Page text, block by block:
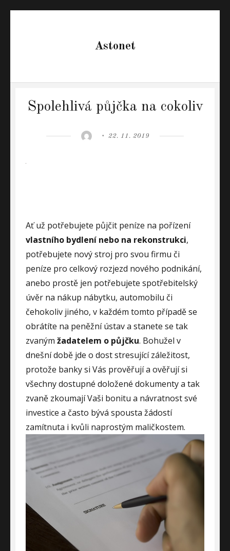
Astonet
Spolehlivá půjčka na cokoliv
AuthorPosted
22. 11. 2019
Ať už potřebujete půjčit peníze na pořízení
vlastního bydlení nebo na rekonstrukci,
potřebujete nový stroj pro svou firmu či
peníze pro celkový rozjezd nového podnikání,
anebo prostě jen potřebujete spotřebitelský
úvěr na nákup nábytku, automobilu či
čehokoliv jiného, v každém tomto případě se
obrátíte na peněžní ústav a stanete se tak
zvaným žadatelem o půjčku. Bohužel v
dnešní době jde o dost stresující záležitost,
protože banky si Vás prověřují a ověřují si
všechny dostupné doložené dokumenty a tak
zvaně zkoumají Vaši bonitu a návratnost své
investice a často bývá spousta žádostí
zamítnuta i kvůli naprostým maličkostem.